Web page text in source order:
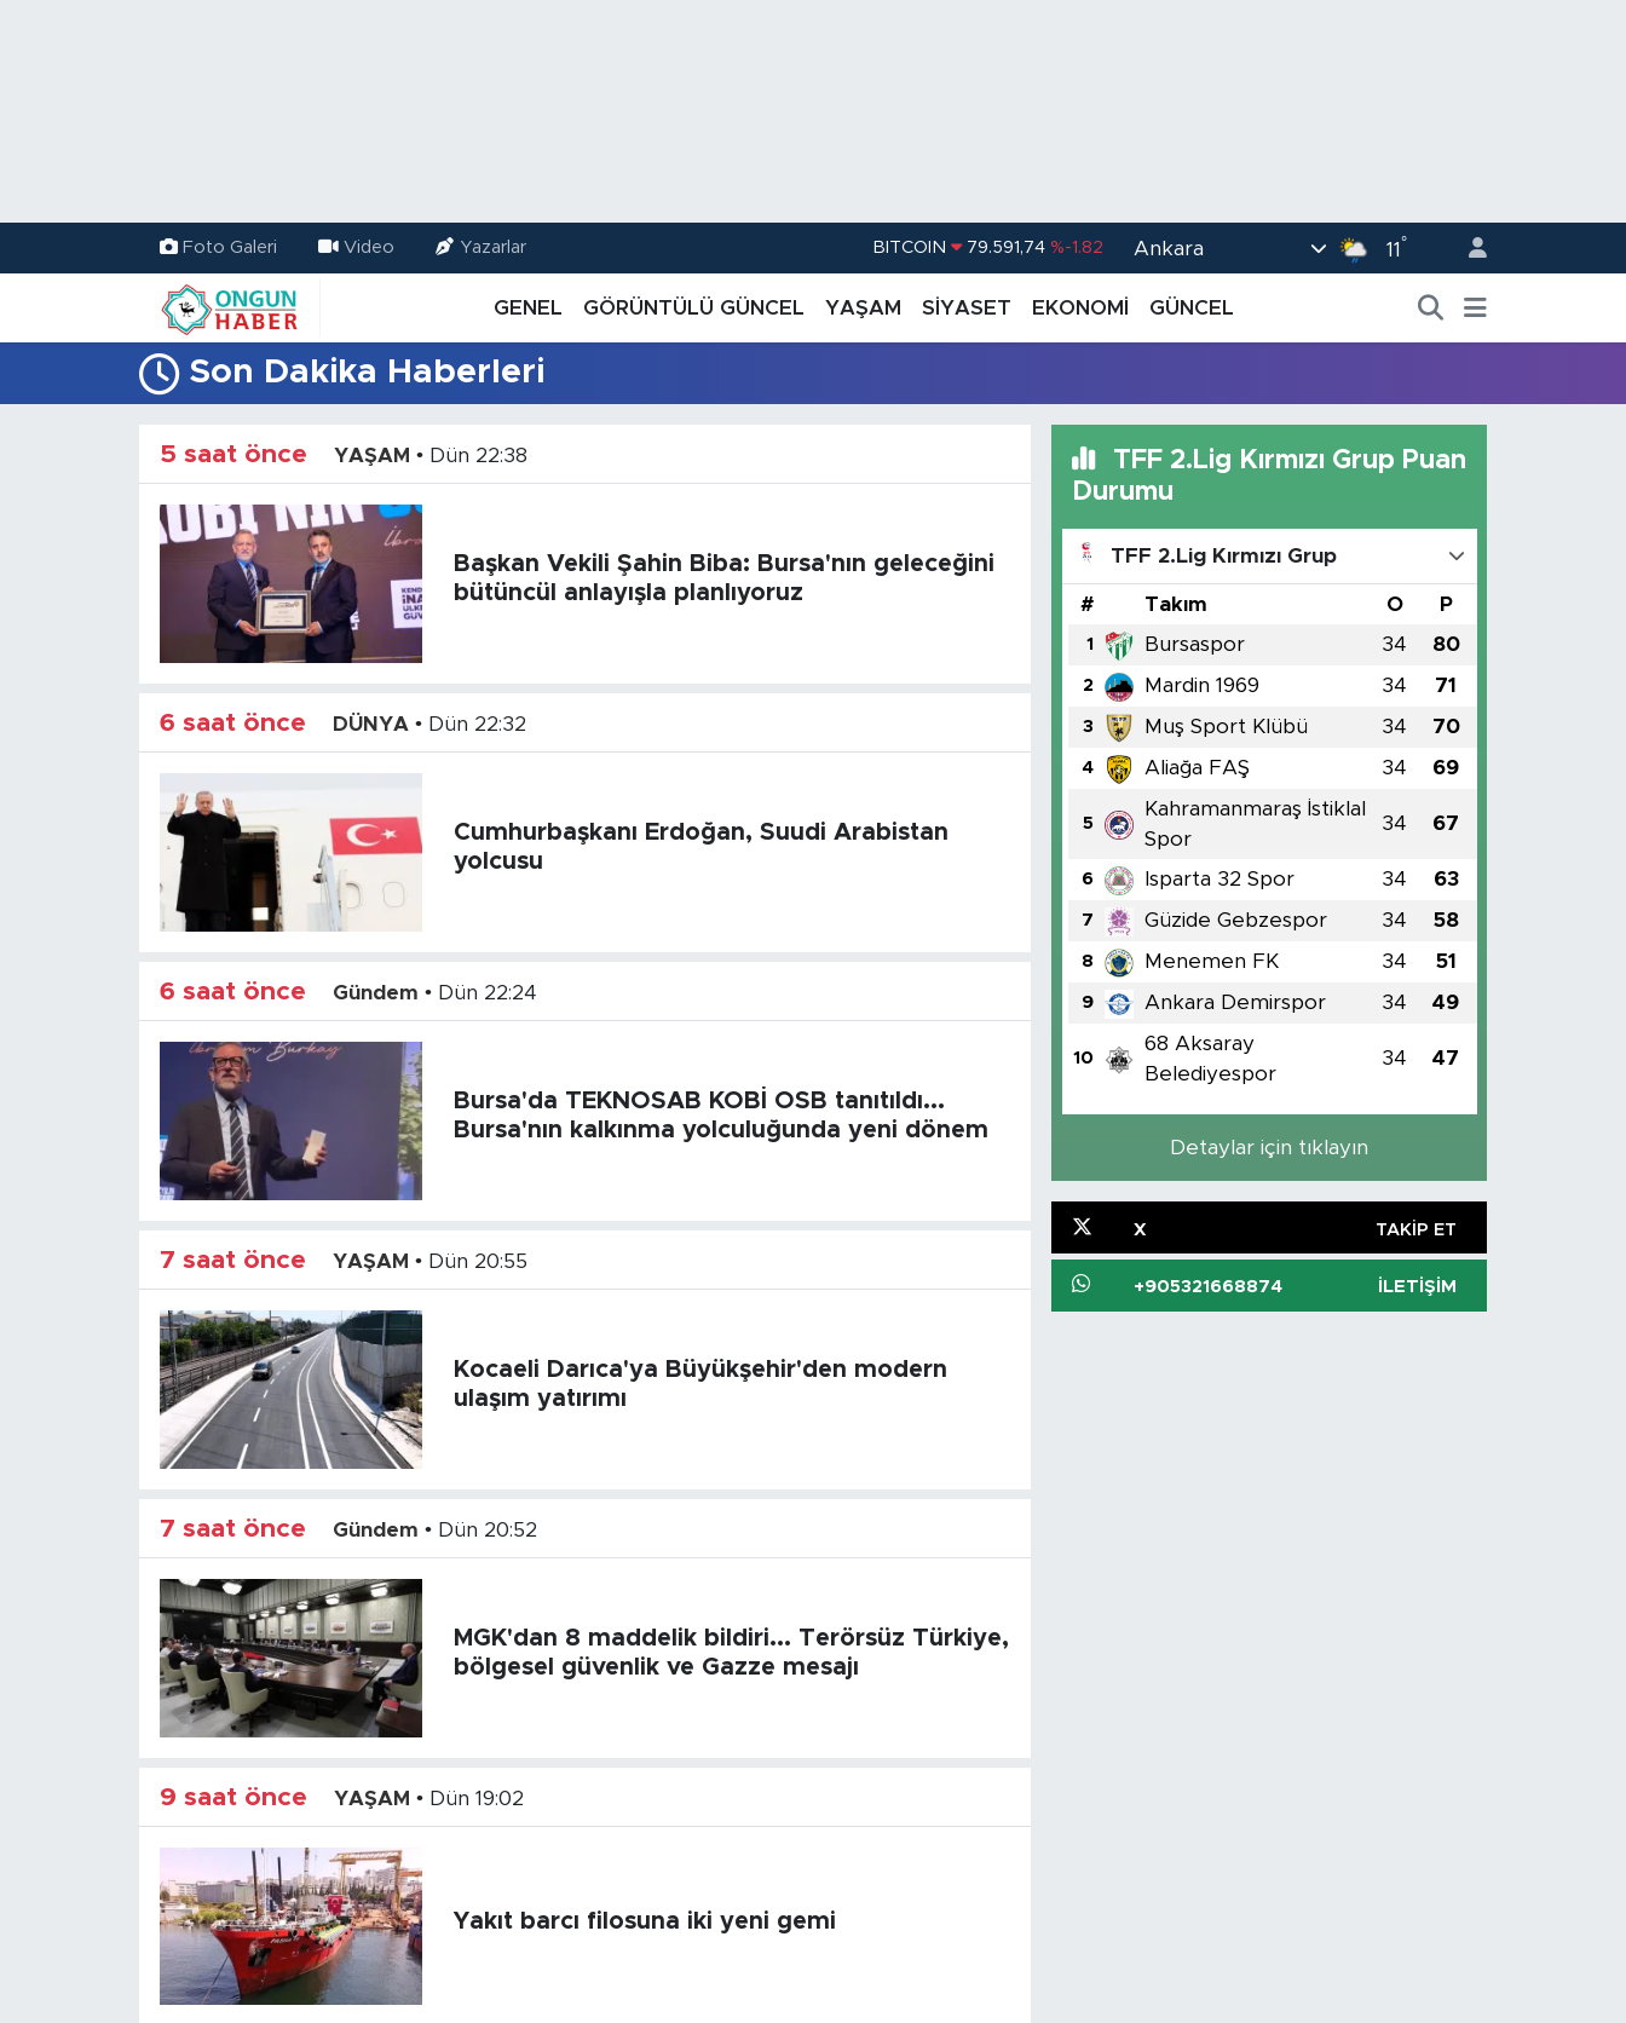
Foto Galeri Video Yazarlar BITCOIN 79.591,74 %-1.82
%0.19
%0
Ankara 11 °
GENEL GÖRÜNTÜLÜ GÜNCEL YAŞAM SİYASET EKONOMİ GÜNCEL
Son Dakika Haberleri
5 saat önce YAŞAM • Dün 22:38
Başkan Vekili Şahin Biba: Bursa'nın geleceğini
bütüncül anlayışla planlıyoruz
6 saat önce DÜNYA • Dün 22:32
Cumhurbaşkanı Erdoğan, Suudi Arabistan
yolcusu
6 saat önce Gündem • Dün 22:24
Bursa'da TEKNOSAB KOBİ OSB tanıtıldı...
Bursa'nın kalkınma yolculuğunda yeni dönem
7 saat önce YAŞAM • Dün 20:55
Kocaeli Darıca'ya Büyükşehir'den modern
ulaşım yatırımı
7 saat önce Gündem • Dün 20:52
MGK'dan 8 maddelik bildiri... Terörsüz Türkiye,
bölgesel güvenlik ve Gazze mesajı
9 saat önce YAŞAM • Dün 19:02
Yakıt barcı filosuna iki yeni gemi
TFF 2.Lig Kırmızı Grup Puan
Durumu
TFF 2.Lig Kırmızı Grup
# Takım O P
1 Bursaspor 34 80
2 Mardin 1969 34 71
3 Muş Sport Klübü 34 70
4 Aliağa FAŞ 34 69
5
Kahramanmaraş İstiklal
Spor
34 67
6 Isparta 32 Spor 34 63
7 Güzide Gebzespor 34 58
8 Menemen FK 34 51
9 Ankara Demirspor 34 49
10
68 Aksaray
Belediyespor
34 47
Detaylar için tıklayın
X TAKIP ET
+905321668874 İLETIŞIM
Trafik Durumu
TFF 2.Lig Kırmızı Grup Puan Durumu ve Fikstür
Tüm Manşetler
Son Dakika Haberleri
Haber Arşivi